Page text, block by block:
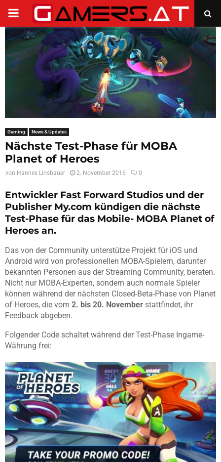
PRIMARY
MENU
Gaming News & Updates
Nächste Test-Phase für MOBA
Planet of Heroes
von Hannes Linsbauer 2. November 2016 0
Entwickler Fast Forward Studios und der
Publisher My.com kündigen die nächste
Test-Phase für das Mobile- MOBA Planet of
Heroes an.
Das von der Community unterstütze Projekt für iOS und
Android wird von professionellen MOBA-Spielern, darunter
bekannten Personen aus der Streaming Community, beraten.
Nicht nur MOBA-Experten, sondern auch normale Spieler
können während der nächsten Closed-Beta-Phase von Planet
of Heroes, die vom 2. bis 20. November stattfindet, ihr
Feedback abgeben.
Folgender Code schaltet während der Test-Phase Ingame-
Währung frei: